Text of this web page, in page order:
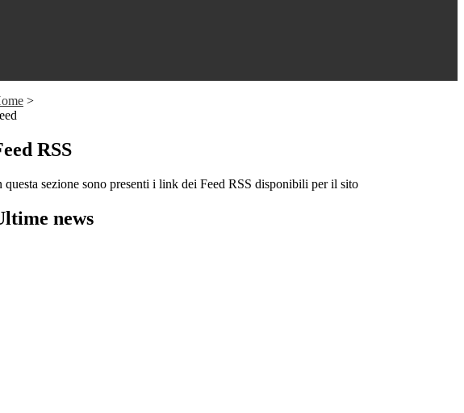
>
RSS
questa sezione sono presenti i link dei Feed RSS disponibili per il sito
news